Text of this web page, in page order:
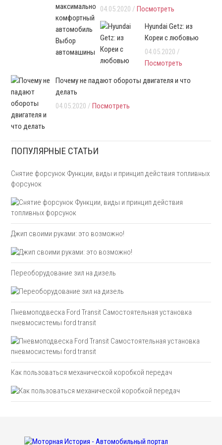
04.05.2020 /Посмотреть
Hyundai Getz: из
Кореи с любовью
04.05.2020 /
Посмотреть
Почему не падают обороты двигателя и что
делать
04.05.2020 /Посмотреть
ПОПУЛЯРНЫЕ СТАТЬИ
Снятие форсунок Функции, виды и принцип действия топливных
форсунок
Джип своими руками: это возможно!
Переоборудование зил на дизель
Пневмоподвеска Ford Transit Самостоятельная установка
пневмосистемы ford transit
Как пользоваться механической коробкой передач